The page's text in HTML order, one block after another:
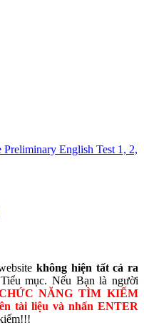
English Test 1, 2,
không hiện tất cả ra
mục. Nếu Bạn là người
NĂNG TÌM KIẾM
tài liệu và nhấn ENTER